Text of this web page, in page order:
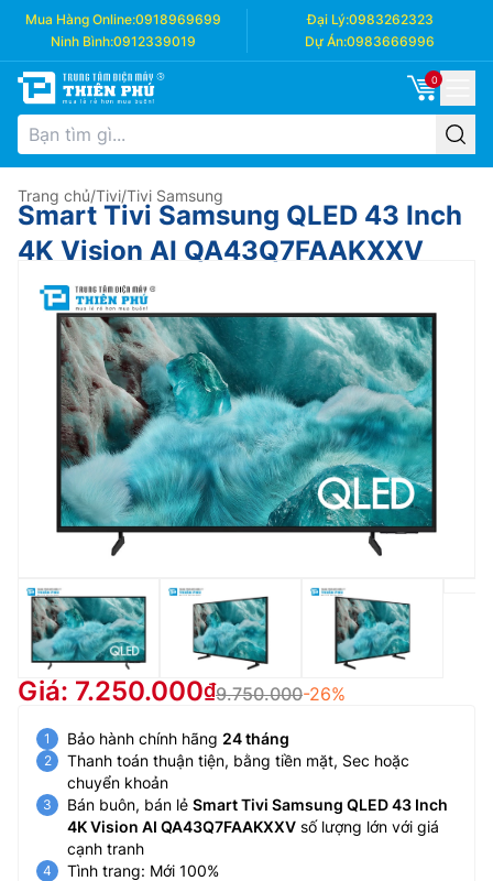
Mua Hàng Online:0918969699 Đại Lý:0983262323
Ninh Bình:0912339019 Dự Án:0983666996
0
Trang chủ/Tivi/Tivi Samsung
Smart Tivi Samsung QLED 43 Inch
4K Vision AI QA43Q7FAAKXXV
Giá: 7.250.000 9.750.000-26%
Bảo hành chính hãng 24 tháng
Thanh toán thuận tiện, bằng tiền mặt, Sec hoặc
chuyển khoản
Bán buôn, bán lẻ Smart Tivi Samsung QLED 43 Inch
4K Vision AI QA43Q7FAAKXXV số lượng lớn với giá
cạnh tranh
Tình trang: Mới 100%